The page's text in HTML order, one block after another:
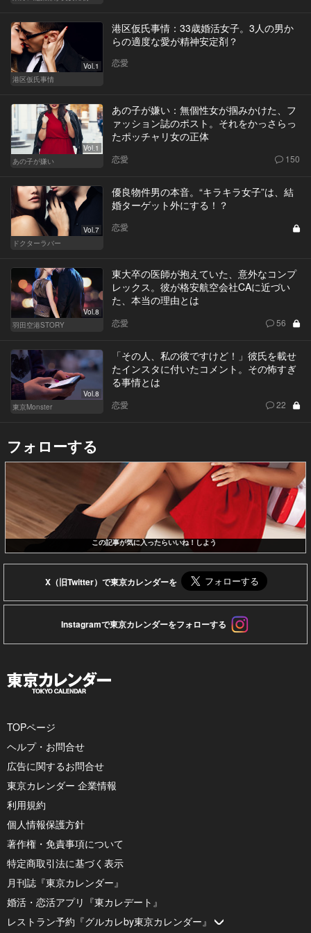
Vol.1
港区仮氏事情
港区仮氏事情：33歳婚活女子。3人の男か
らの適度な愛が精神安定剤？
恋愛
Vol.1
あの子が嫌い
あの子が嫌い：無個性女が掴みかけた、フ
ァッション誌のポスト。それをかっさらっ
たポッチャリ女の正体
恋愛 150
Vol.7
ドクターラバー
優良物件男の本音。“キラキラ女子”は、結
婚ターゲット外にする！？
恋愛
Vol.8
羽田空港STORY
東大卒の医師が抱えていた、意外なコンプ
レックス。彼が格安航空会社CAに近づい
た、本当の理由とは
恋愛 56
Vol.8
東京Monster
「その人、私の彼ですけど！」彼氏を載せ
たインスタに付いたコメント。その怖すぎ
る事情とは
恋愛 22
フォローする
この記事が気に入ったらいいね！しよう
X（旧Twitter）で東京カレンダーを
Instagramで東京カレンダーをフォローする
TOPページ
ヘルプ・お問合せ
広告に関するお問合せ
東京カレンダー 企業情報
利用規約
個人情報保護方針
著作権・免責事項について
特定商取引法に基づく表示
月刊誌『東京カレンダー』
婚活・恋活アプリ『東カレデート』
レストラン予約『グルカレby東京カレンダー』